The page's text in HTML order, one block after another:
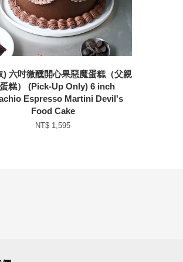
) 六吋微醺開心果惡魔蛋糕（父親
糕） (Pick-Up Only) 6 inch
Espresso Martini Devil's
Food Cake
NT$ 1,595